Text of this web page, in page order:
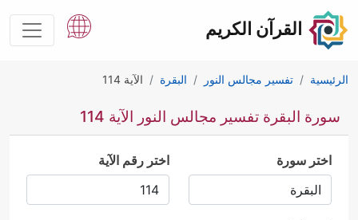
القرآن الكريم
الرئيسية تفسير مجالس النور البقرة الآية 114
سورة البقرة تفسير مجالس النور الآية 114
اختر سورة اختر رقم الآية